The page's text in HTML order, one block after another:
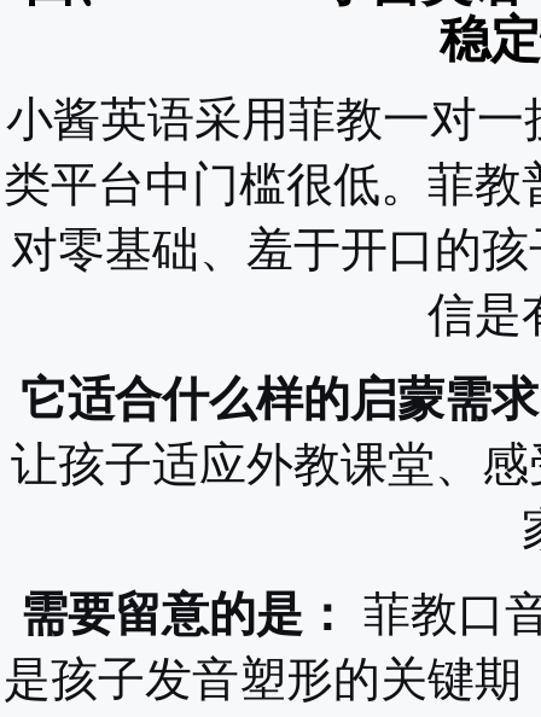
稳
小酱英语采用菲教一对
类平台中门槛很低。菲
对零基础、羞于开口的
信是
它适合什么样的启蒙需
让孩子适应外教课堂、
需要留意的是：
菲教口
是孩子发音塑形的关键